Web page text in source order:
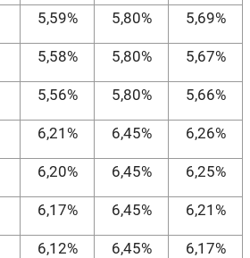
5,59% 5,80% 5,69%
5,58% 5,80% 5,67%
5,56% 5,80% 5,66%
6,21% 6,45% 6,26%
6,20% 6,45% 6,25%
6,17% 6,45% 6,21%
6,12% 6,45% 6,17%